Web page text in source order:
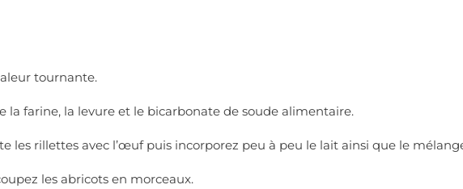
tournante.
la farine, la levure et le bicarbonate de soude alimentaire.
les rillettes avec l’œuf puis incorporez peu à peu le lait ainsi que le
les abricots en morceaux.